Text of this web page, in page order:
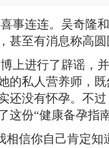
事连连。吴奇隆
甚至有消息称高
上进行了辟谣，
的私人营养师，
还没有怀孕。不
这份“健康备孕指
相信你自己肯定